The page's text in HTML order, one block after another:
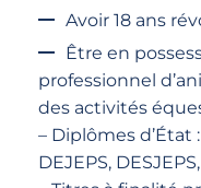
Avoir 18 ans
Être en
professionnel
des activités
– Diplômes d’État :
DEJEPS,